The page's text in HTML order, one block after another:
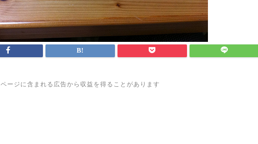
ページに含まれる広告から収益を得ることがあります